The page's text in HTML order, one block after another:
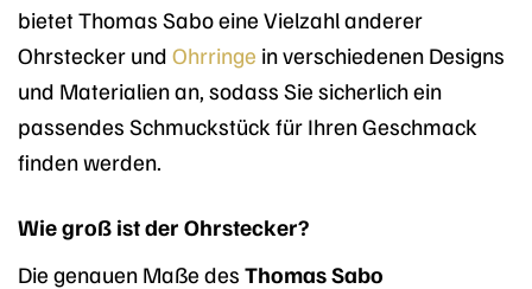
bietet Thomas Sabo eine Vielzahl anderer
Ohrstecker und Ohrringe in verschiedenen Designs
und Materialien an, sodass Sie sicherlich ein
passendes Schmuckstück für Ihren Geschmack
finden werden.
Wie groß ist der Ohrstecker?
Die genauen Maße des Thomas Sabo